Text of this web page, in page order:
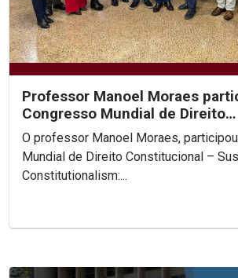
Professor Manoel Moraes
Congresso Mundial de Direito
Constitucional, na Colômbia.
O professor Manoel Moraes,
Mundial de Direito Constitucional –
Constitutionalism:...